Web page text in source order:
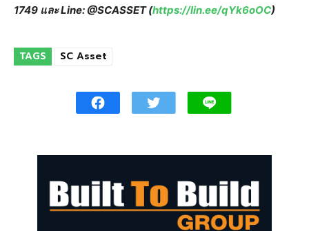
1749 และ Line: @SCASSET (https://lin.ee/qYk6oOC)
TAGS SC Asset